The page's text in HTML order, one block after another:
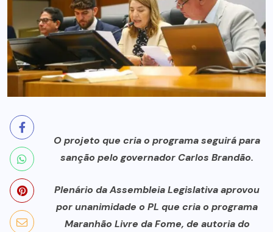
O projeto que cria o programa seguirá para
sanção pelo governador Carlos Brandão.
Plenário da Assembleia Legislativa aprovou
por unanimidade o PL que cria o programa
Maranhão Livre da Fome, de autoria do